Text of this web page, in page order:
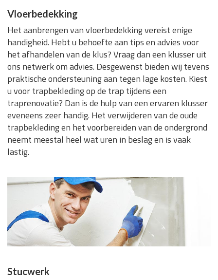
Vloerbedekking
Het aanbrengen van vloerbedekking vereist enige
handigheid. Hebt u behoefte aan tips en advies voor
het afhandelen van de klus? Vraag dan een klusser uit
ons netwerk om advies. Desgewenst bieden wij tevens
praktische ondersteuning aan tegen lage kosten. Kiest
u voor trapbekleding op de trap tijdens een
traprenovatie? Dan is de hulp van een ervaren klusser
eveneens zeer handig. Het verwijderen van de oude
trapbekleding en het voorbereiden van de ondergrond
neemt meestal heel wat uren in beslag en is vaak
lastig.
Stucwerk